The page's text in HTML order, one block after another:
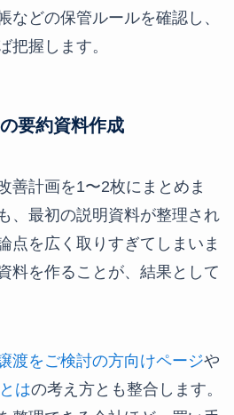
などの保管ルールを確認し、
把握します。
要約資料作成
善計画を1〜2枚にまとめま
、最初の説明資料が整理され
点を広く取りすぎてしまいま
料を作ることが、結果として
渡をご検討の方向けページや
はの考え方とも整合します。